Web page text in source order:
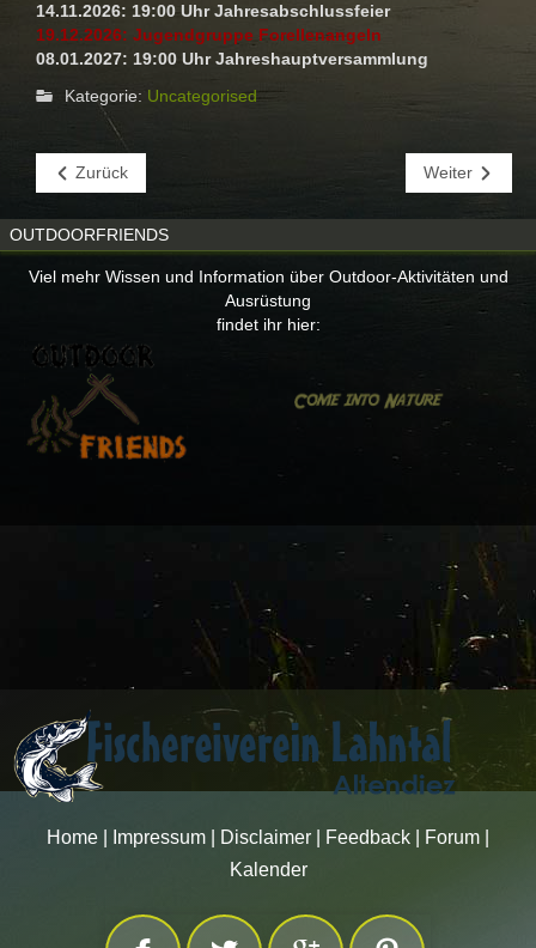
14.11.2026: 19:00 Uhr Jahresabschlussfeier
19.12.2026: Jugendgruppe Forellenangeln
08.01.2027: 19:00 Uhr Jahreshauptversammlung
Kategorie: Uncategorised
Zurück Weiter
OUTDOORFRIENDS
Viel mehr Wissen und Information über Outdoor-Aktivitäten und
Ausrüstung
findet ihr hier:
Home Impressum Disclaimer Feedback Forum
Kalender